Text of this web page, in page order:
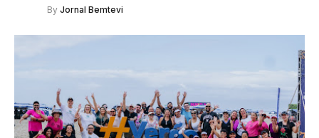
By Jornal Bemtevi